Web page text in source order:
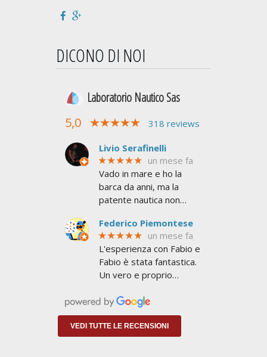
DICONO DI NOI
Laboratorio Nautico Sas
5,0
318 reviews
Livio Serafinelli
★★★★★ un mese fa
Vado in mare e ho la
barca da anni, ma la
patente nautica non
serviva per superare le
6 miglia dalla costa e non
avere limiti
Federico Piemontese
★★★★★ un mese fa
L'esperienza con Fabio e
Fabio è stata fantastica.
Un vero e proprio
NAVIGARE non a
insegnarti lo stretto
indispensabile per
prendere
VEDI TUTTE LE RECENSIONI